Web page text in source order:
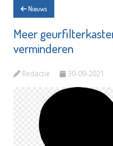
Nieuws
Meer
verminderen
Redactie 30-09-2021